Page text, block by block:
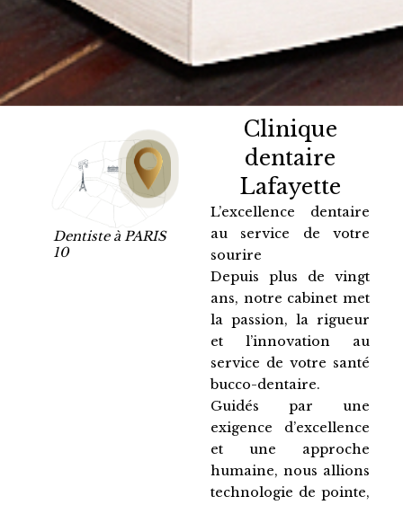
Dentiste à PARIS
10
Clinique
dentaire
Lafayette
L’excellence dentaire
au service de votre
sourire
Depuis plus de vingt
ans, notre cabinet met
la passion, la rigueur
et l’innovation au
service de votre santé
bucco-dentaire.
Guidés par une
exigence d’excellence
et une approche
humaine, nous allions
technologie de pointe,